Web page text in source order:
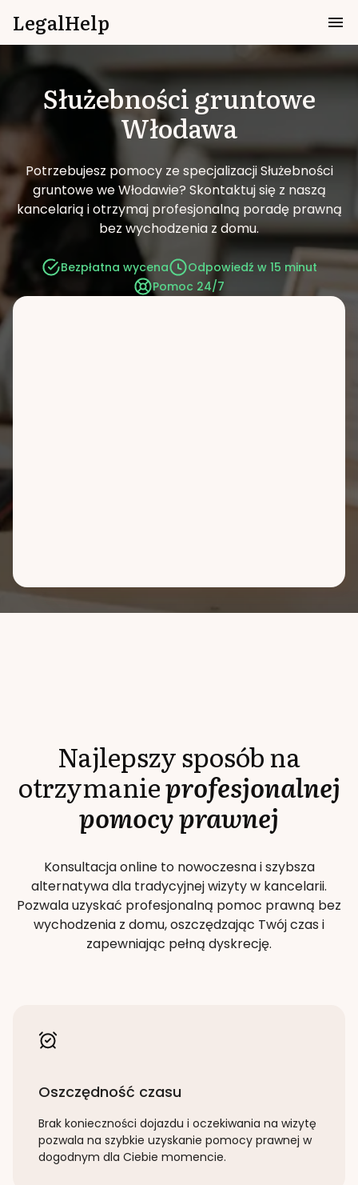
LegalHelp
Służebności gruntowe
Włodawa
Potrzebujesz pomocy ze specjalizacji Służebności
gruntowe we Włodawie? Skontaktuj się z naszą
kancelarią i otrzymaj profesjonalną poradę prawną
bez wychodzenia z domu.
Bezpłatna wycena
Odpowiedź w 15 minut
Pomoc 24/7
Najlepszy sposób na
otrzymanieprofesjonalnej
pomocy prawnej
Konsultacja online to nowoczesna i szybsza
alternatywa dla tradycyjnej wizyty w kancelarii.
Pozwala uzyskać profesjonalną pomoc prawną bez
wychodzenia z domu, oszczędzając Twój czas i
zapewniając pełną dyskrecję.
Oszczędność czasu
Brak konieczności dojazdu i oczekiwania na wizytę
pozwala na szybkie uzyskanie pomocy prawnej w
dogodnym dla Ciebie momencie.